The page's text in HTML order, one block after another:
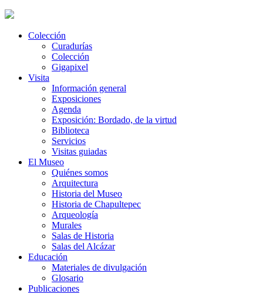
Colección
Curadurías
Colección
Gigapixel
Visita
Información general
Exposiciones
Agenda
Exposición: Bordado, de la virtud
Biblioteca
Servicios
Visitas guiadas
El Museo
Quiénes somos
Arquitectura
Historia del Museo
Historia de Chapultepec
Arqueología
Murales
Salas de Historia
Salas del Alcázar
Educación
Materiales de divulgación
Glosario
Publicaciones